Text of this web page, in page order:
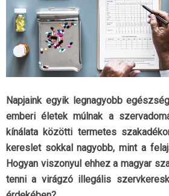
Napjaink egyik legnagyobb
emberi életek múlnak a
kínálata közötti termetes
kereslet sokkal nagyobb, mint a
Hogyan viszonyul ehhez a magyar
tenni a virágzó illegális